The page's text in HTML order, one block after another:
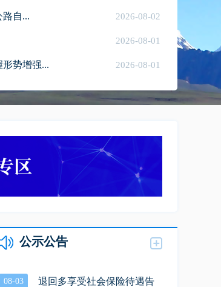
习近平在上海考察
自... 2026-08-02
2026-08-01
势增强... 2026-08-01
公示公告
08-03
退回多享受社会保险待遇告